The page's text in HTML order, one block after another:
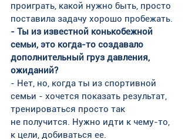
проиграть, какой нужно быть, просто
поставила задачу хорошо пробежать.
- Ты из известной конькобежной
семьи, это когда-то создавало
дополнительный груз давления,
ожиданий?
- Нет, но, когда ты из спортивной
семьи - хочется показать результат,
тренироваться просто так
не получится. Нужно идти к чему-то,
к цели, добиваться ее.